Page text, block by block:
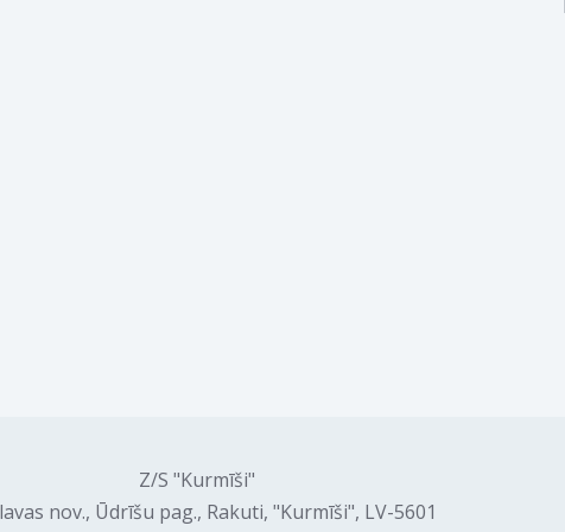
Z/S "Kurmīši"
nov., Ūdrīšu pag., Rakuti, "Kurmīši", LV-5601